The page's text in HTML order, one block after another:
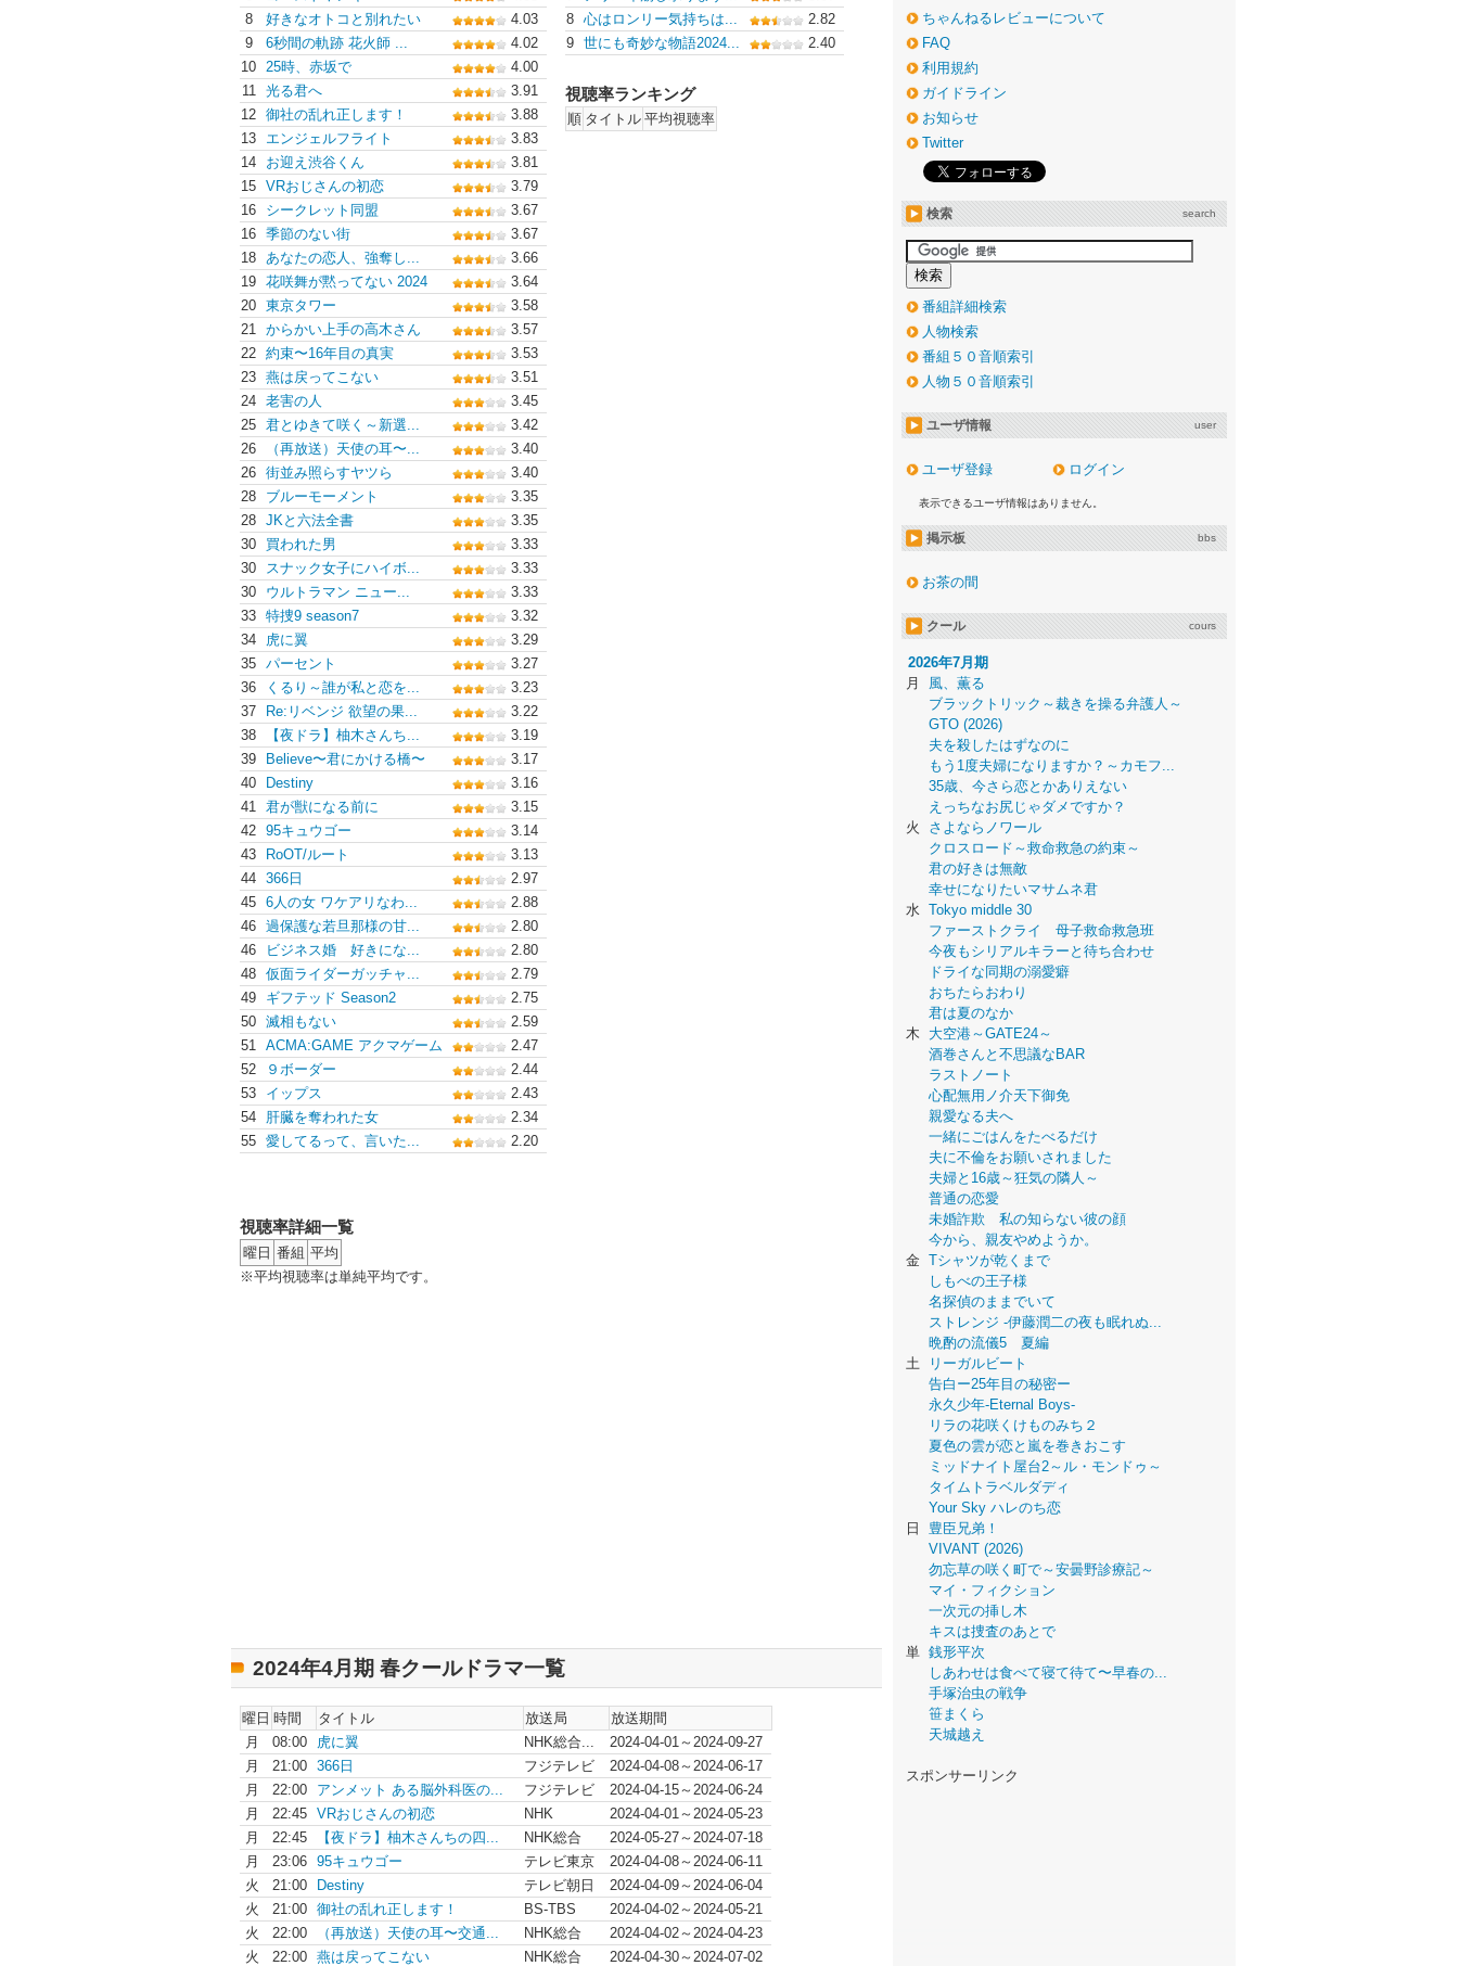
8
好きなオトコと別れたい
4.03
9
6秒間の軌跡 花火師 ...
4.02
10 25時、赤坂で
4.00
11
光る君へ
3.91
12 御社の乱れ正します！
3.88
13
エンジェルフライト
3.83
14
お迎え渋谷くん
3.81
15 VRおじさんの初恋
3.79
16
シークレット同盟
3.67
16 季節のない街
3.67
18 あなたの恋人、強奪し...
3.66
19 花咲舞が黙ってない 2024
3.64
20 東京タワー
3.58
21 からかい上手の高木さん
3.57
22 約束〜16年目の真実
3.53
23 燕は戻ってこない
3.51
24 老害の人
3.45
25 君とゆきて咲く～新選...
3.42
26
（再放送）天使の耳〜...
3.40
26 街並み照らすヤツら
3.40
28
ブルーモーメント
3.35
28 JKと六法全書
3.35
30
買われた男
3.33
30
スナック女子にハイボ...
3.33
30
ウルトラマン ニュー...
3.33
33 特捜9 season7
3.32
34
虎に翼
3.29
35 パーセント
3.27
36
くるり～誰が私と恋を...
3.23
37
Re:リベンジ 欲望の果...
3.22
38
【夜ドラ】柚木さんち...
3.19
39
Believe〜君にかける橋〜
3.17
40
Destiny
3.16
41 君が獣になる前に
3.15
42 95キュウゴー
3.14
43
RoOT/ルート
3.13
44 366日
2.97
45 6人の女 ワケアリなわ...
2.88
46 過保護な若旦那様の甘...
2.80
46
ビジネス婚 好きにな...
2.80
48 仮面ライダーガッチャ...
2.79
49
ギフテッド Season2
2.75
50 滅相もない
2.59
51 ACMA:GAME アクマゲーム
2.47
52
９ボーダー
2.44
53
イップス
2.43
54
肝臓を奪われた女
2.34
55 愛してるって、言いた... 2.20
8 心はロンリー気持ちは...
2.82
9 世にも奇妙な物語2024... 2.40
視聴率ランキング
順 タイトル 平均視聴率
視聴率詳細一覧
曜日 番組 平均
※平均視聴率は単純平均です。
2024年4月期 春クールドラマ一覧
曜日 時間 タイトル 放送局
放送期間
月
08:00 虎に翼 NHK総合...
2024-04-01～2024-09-27
月
21:00 366日 フジテレビ
2024-04-08～2024-06-17
月
22:00 アンメット ある脳外科医の... フジテレビ
2024-04-15～2024-06-24
月
22:45 VRおじさんの初恋 NHK
2024-04-01～2024-05-23
月
22:45 【夜ドラ】柚木さんちの四... NHK総合
2024-05-27～2024-07-18
月
23:06 95キュウゴー テレビ東京
2024-04-08～2024-06-11
火
21:00 Destiny テレビ朝日
2024-04-09～2024-06-04
火
21:00 御社の乱れ正します！ BS-TBS
2024-04-02～2024-05-21
火
22:00 （再放送）天使の耳〜交通... NHK総合
2024-04-02～2024-04-23
火
22:00 燕は戻ってこない NHK総合
2024-04-30～2024-07-02
ちゃんねるレビューについて
FAQ
利用規約
ガイドライン
お知らせ
Twitter
検索 search
番組詳細検索
人物検索
番組５０音順索引
人物５０音順索引
ユーザ情報 user
ユーザ登録 ログイン
表示できるユーザ情報はありません。
掲示板 bbs
お茶の間
クール cours
2026年7月期
月
風、薫る
ブラックトリック～裁きを操る弁護人～
GTO (2026)
夫を殺したはずなのに
もう1度夫婦になりますか？～カモフ...
35歳、今さら恋とかありえない
えっちなお尻じゃダメですか？
火
さよならノワール
クロスロード～救命救急の約束～
君の好きは無敵
幸せになりたいマサムネ君
水 Tokyo middle 30
ファーストクライ 母子救命救急班
今夜もシリアルキラーと待ち合わせ
ドライな同期の溺愛癖
おちたらおわり
君は夏のなか
木
大空港～GATE24～
酒巻さんと不思議なBAR
ラストノート
心配無用ノ介天下御免
親愛なる夫へ
一緒にごはんをたべるだけ
夫に不倫をお願いされました
夫婦と16歳～狂気の隣人～
普通の恋愛
未婚詐欺 私の知らない彼の顔
今から、親友やめようか。
金 Tシャツが乾くまで
しもべの王子様
名探偵のままでいて
ストレンジ -伊藤潤二の夜も眠れぬ...
晩酌の流儀5 夏編
土
リーガルビート
告白ー25年目の秘密ー
永久少年-Eternal Boys-
リラの花咲くけものみち２
夏色の雲が恋と嵐を巻きおこす
ミッドナイト屋台2～ル・モンドゥ～
タイムトラベルダディ
Your Sky ハレのち恋
日
豊臣兄弟！
VIVANT (2026)
勿忘草の咲く町で～安曇野診療記～
マイ・フィクション
一次元の挿し木
キスは捜査のあとで
単 銭形平次
しあわせは食べて寝て待て〜早春の...
手塚治虫の戦争
笹まくら
天城越え
スポンサーリンク